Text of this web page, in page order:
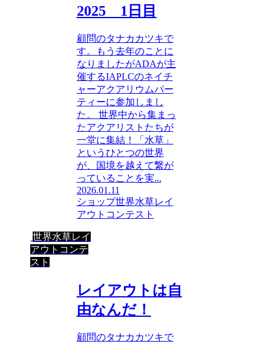
2025 1日目
顧問のタナカカツキで
す。もう去年のことに
なりましたがADAが主
催するIAPLCのネイチ
ャーアクアリウムパー
ティーに参加しまし
た。 世界中から集まっ
たアクアリストたちが
一堂に集結！「水草」
というひとつの世界
が、国境を越えて繋が
っていることを実...
2026.01.11
ショップ世界水草レイ
アウトコンテスト
世界水草レイ
アウトコンテ
スト
レイアウトは自
由なんだ！
顧問のタナカカツキで